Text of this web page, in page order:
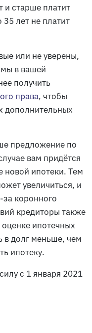
и старше платит
35 лет не платит
или не уверены,
в вашей
получить
права, чтобы
дополнительных
предложение по
вам придётся
новой ипотеки. Тем
увеличиться, и
коронного
кредиторы также
ипотечных
в долг меньше, чем
ипотеку.
с 1 января 2021